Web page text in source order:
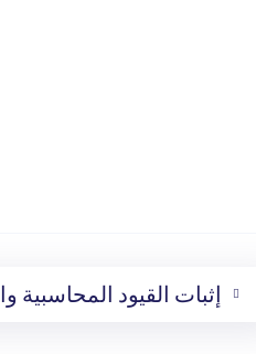
إثبات القيود المحاسبية